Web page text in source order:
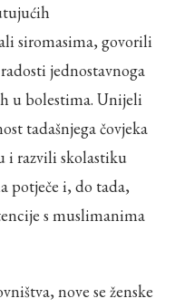
siromasima, govorili
jednostavnoga
u bolestima. Unijeli
tadašnjega čovjeka
i razvili skolastiku
potječe i, do tada,
s muslimanima
nove se ženske